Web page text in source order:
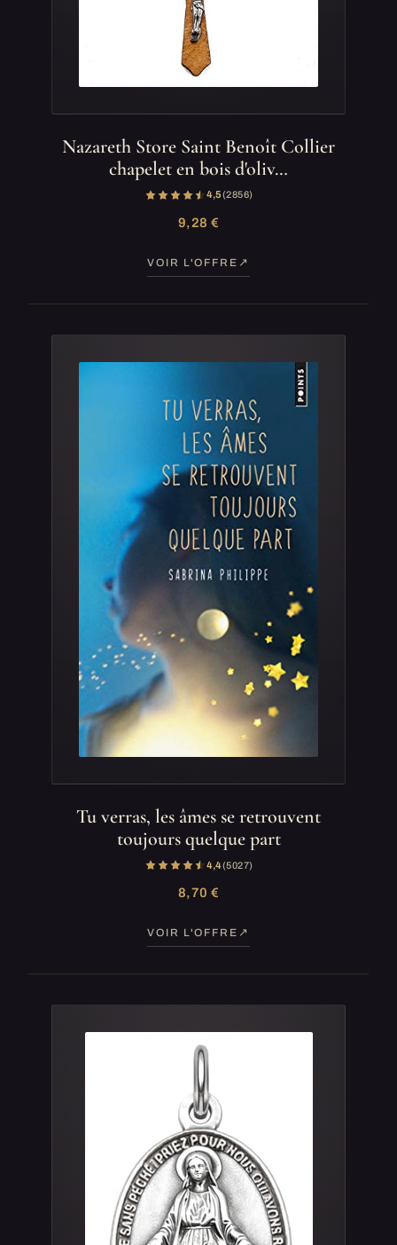
Nazareth Store Saint Benoît Collier
chapelet en bois d'oliv…
4,5(2 856)
9,28 €
VOIR L'OFFRE
Tu verras, les âmes se retrouvent
toujours quelque part
4,4(5 027)
8,70 €
VOIR L'OFFRE